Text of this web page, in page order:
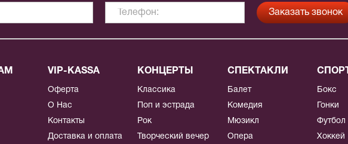
VIP-KASSA
Оферта
О Нас
Контакты
Доставка и оплата
КОНЦЕРТЫ
Классика
Поп и эстрада
Рок
Творческий вечер
СПЕКТАКЛИ
Балет
Комедия
Мюзикл
Опера
СПОРТ
Бокс
Гонки
Футбол
Хоккей